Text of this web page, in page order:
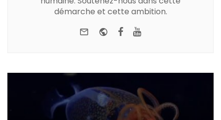
démarche et cette ambition.
e-mailWebsiteFacebook